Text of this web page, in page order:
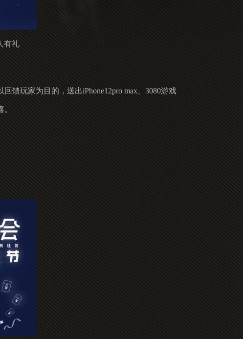
有礼
馈玩家为目的，送出iPhone12pro max、3080游戏
。